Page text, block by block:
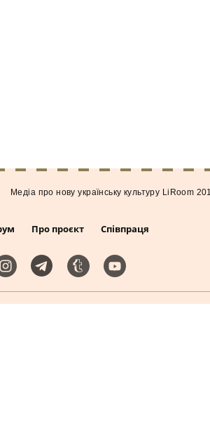
Про проєкт Співпраця
Медiа про нову українську культуру LiRoom